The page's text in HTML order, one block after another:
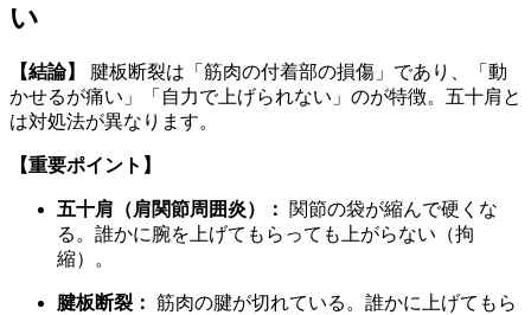
い
【結論】
腱板断裂は「筋肉の付着部の損傷」であり、「動
かせるが痛い」「自力で上げられない」のが特徴。五十肩と
は対処法が異なります。
【重要ポイント】
五十肩（肩関節周囲炎）：
関節の袋が縮んで硬くな
る。誰かに腕を上げてもらっても上がらない（拘
縮）。
腱板断裂： 筋肉の腱が切れている。誰かに上げてもら